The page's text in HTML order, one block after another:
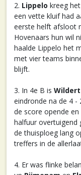
2. Lippelo kreeg
een vette kluif had
eerste helft afsloot
Hovenaars hun wil
haalde Lippelo het
met vier teams
blijft.
3. In 4e B is Wildert
eindronde na de 4 -
de score opende
halfuur overtuigend
de thuisploeg lang
treffers in de
4. Er was flinke